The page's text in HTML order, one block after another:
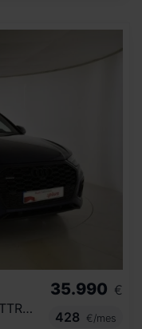
BLACK LINE 40 TDI 150KW QUATTRO ULTRA
35.990 €
428
€/mes